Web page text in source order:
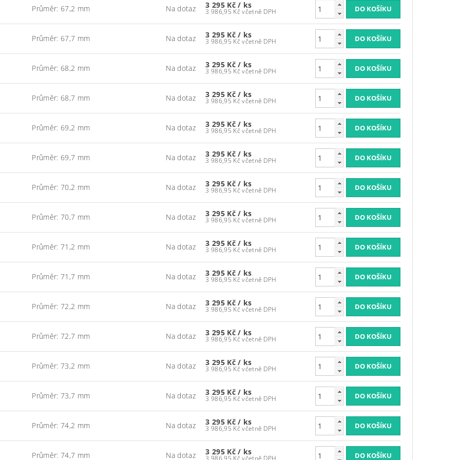
Průměr: 67,2 mm Na dotaz 3 295 Kč/ ks
3 986,95 Kč včetně DPH
Průměr: 67,7 mm Na dotaz 3 295 Kč/ ks
3 986,95 Kč včetně DPH
Průměr: 68,2 mm Na dotaz 3 295 Kč/ ks
3 986,95 Kč včetně DPH
Průměr: 68,7 mm Na dotaz 3 295 Kč/ ks
3 986,95 Kč včetně DPH
Průměr: 69,2 mm Na dotaz 3 295 Kč/ ks
3 986,95 Kč včetně DPH
Průměr: 69,7 mm Na dotaz 3 295 Kč/ ks
3 986,95 Kč včetně DPH
Průměr: 70,2 mm Na dotaz 3 295 Kč/ ks
3 986,95 Kč včetně DPH
Průměr: 70,7 mm Na dotaz 3 295 Kč/ ks
3 986,95 Kč včetně DPH
Průměr: 71,2 mm Na dotaz 3 295 Kč/ ks
3 986,95 Kč včetně DPH
Průměr: 71,7 mm Na dotaz 3 295 Kč/ ks
3 986,95 Kč včetně DPH
Průměr: 72,2 mm Na dotaz 3 295 Kč/ ks
3 986,95 Kč včetně DPH
Průměr: 72,7 mm Na dotaz 3 295 Kč/ ks
3 986,95 Kč včetně DPH
Průměr: 73,2 mm Na dotaz 3 295 Kč/ ks
3 986,95 Kč včetně DPH
Průměr: 73,7 mm Na dotaz 3 295 Kč/ ks
3 986,95 Kč včetně DPH
Průměr: 74,2 mm Na dotaz 3 295 Kč/ ks
3 986,95 Kč včetně DPH
Průměr: 74,7 mm Na dotaz 3 295 Kč/ ks
3 986,95 Kč včetně DPH